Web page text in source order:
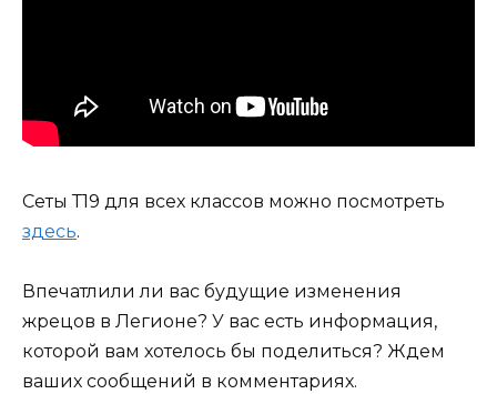
Сеты Т19 для всех классов можно посмотреть
здесь.
Впечатлили ли вас будущие изменения
жрецов в Легионе? У вас есть информация,
которой вам хотелось бы поделиться? Ждем
ваших сообщений в комментариях.